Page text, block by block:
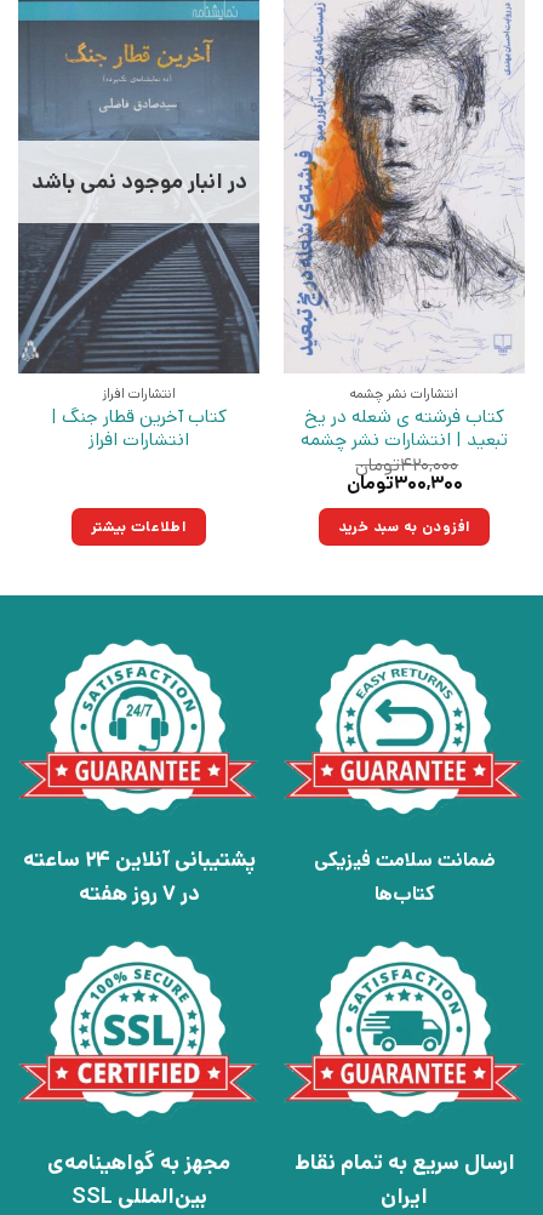
انتشارات نشر چشمه
کتاب فرشته ی شعله در یخ
تبعید | انتشارات نشر چشمه
۴۲۰,۰۰۰تومان
قیمت
۴۲۰,۰۰۰تومان
بود.
۳۰۰,۳۰۰تومان
۳۰۰,۳۰۰تومان.افزودن به سبد خرید
در انبار موجود نمی باشد
انتشارات افراز
کتاب آخرین قطار جنگ |
انتشارات افراز
اطلاعات بیشتر
ضمانت سلامت فیزیکی
کتاب‌ها
پشتیبانی آنلاین 24 ساعته
در 7 روز هفته
ارسال سریع به تمام نقاط
ایران
مجهز به گواهینامه‌ی
بین‌المللی SSL